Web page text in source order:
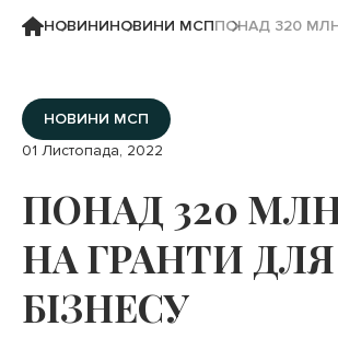
НОВИНИНОВИНИ МСППОНАД 320
НОВИНИ МСП
01 Листопада, 2022
ПОНАД 320
НА ГРАНТИ ДЛЯ
БІЗНЕСУ